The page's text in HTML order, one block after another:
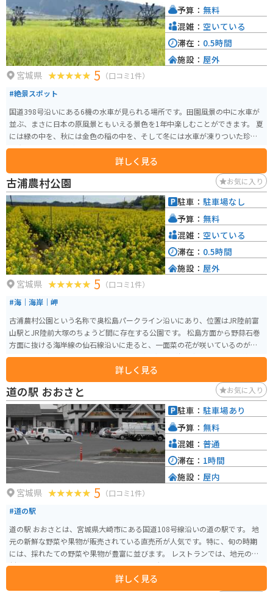
宮城県 5 （口コミ1件）
#絶景スポット
国道398号沿いにある6機の水車が見られる場所です。田園風景の中に水車が
並ぶ、まさに日本の原風景ともいえる景色を1年中楽しむことができます。 夏
には緑の中を、秋には金色の稲の中を、そして冬には水車が凍りついた珍し
い光景を見ることができます。
詳しく見る
予算： 無料
混雑： 空いている
滞在： 0.5時間
施設： 屋外
古浦農村公園 お気に入り
宮城県 5 （口コミ1件）
#海｜海岸｜岬
古浦農村公園という名称で奥松島パークライン沿いにあり、位置はJR陸前富
山駅とJR陸前大塚のちょうど間に存在する公園です。 松島方面から野蒜石巻
方面に抜ける海岸線の仙石線沿いに走ると、一面菜の花が咲いているのが見
えます。写真スポットにおすすめです。道路側から海の方を見ると仙石線の電
車が菜の花を背景に見ることができます。
詳しく見る
駐車： 駐車場なし
予算： 無料
混雑： 空いている
滞在： 0.5時間
施設： 屋外
道の駅 おおさと お気に入り
宮城県 5 （口コミ1件）
#道の駅
道の駅 おおさとは、宮城県大崎市にある国道108号線沿いの道の駅です。 地
元の新鮮な野菜や果物が販売されている直売所が人気です。特に、旬の時期
には、採れたての野菜や果物が豊富に並びます。 レストランでは、地元の食
材を使った料理が楽しめます。おすすめは、大崎産のブランド豚「おおさき
詳しく見る
駐車： 駐車場あり
予算： 無料
混雑： 普通
滞在： 1時間
施設： 屋内